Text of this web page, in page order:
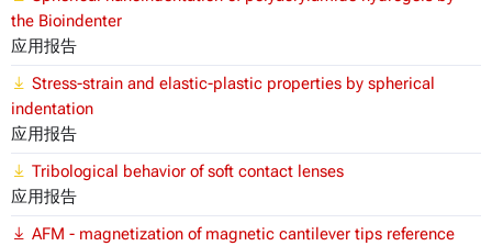
the Bioindenter
应用报告
Stress-strain and elastic-plastic properties by spherical
indentation
应用报告
Tribological behavior of soft contact lenses
应用报告
AFM - magnetization of magnetic cantilever tips reference